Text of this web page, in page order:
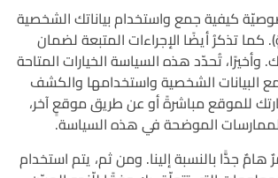
كيفية جمع واستخدام بياناتك الشخصية
تذكرُ أيضًا الإجراءات المتبعة لضمان
تُحدّد هذه السياسة الخيارات المتاحة
البيانات الشخصية واستخدامها والكشف
للموقع مباشرةً أو عن طريق موقعٍ آخر،
الموضحة في هذه السياسة.
هامٌ جدًّا بالنسبة إلينا. ومن ثم، يتم استخدام